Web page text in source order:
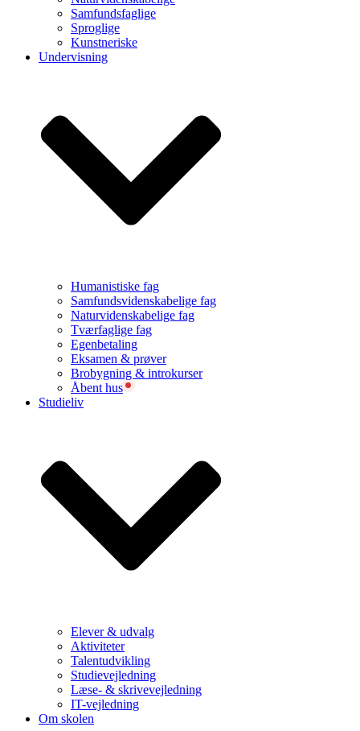
Samfundsfaglige
Sproglige
Kunstneriske
Undervisning
Humanistiske fag
Samfundsvidenskabelige fag
Naturvidenskabelige fag
Tværfaglige fag
Egenbetaling
Eksamen & prøver
Brobygning & introkurser
Åbent hus
Studieliv
Elever & udvalg
Aktiviteter
Talentudvikling
Studievejledning
Læse- & skrivevejledning
IT-vejledning
Om skolen